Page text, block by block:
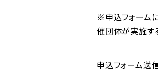
※申込フォーム
催団体が実施す
申込フォーム送